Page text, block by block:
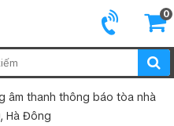
0
âm thanh thông báo tòa nhà
Hà Đông